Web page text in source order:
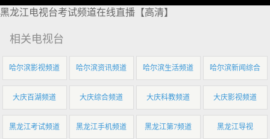
黑龙江电视台考试频道在线直播【高清】
相关电视台
哈尔滨影视频道 哈尔滨资讯频道 哈尔滨生活频道 哈尔滨新闻综合
大庆百湖频道 大庆综合频道 大庆科教频道 大庆影视频道
黑龙江考试频道 黑龙江手机频道 黑龙江第7频道 黑龙江导视